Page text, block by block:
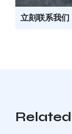
立刻联系我们